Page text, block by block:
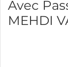
Avec
MEHDI